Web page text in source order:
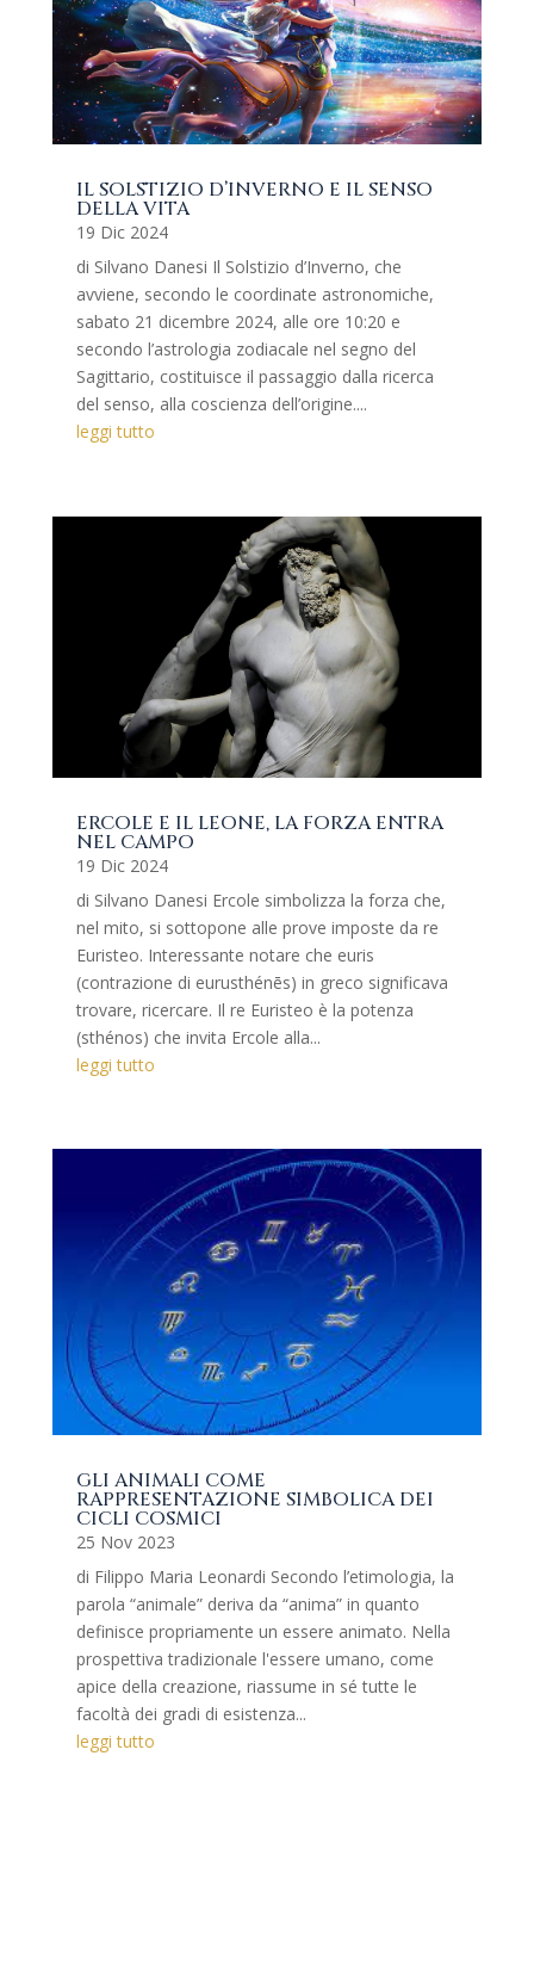
IL SOLSTIZIO D’INVERNO E IL SENSO
DELLA VITA
19 Dic 2024
di Silvano Danesi Il Solstizio d’Inverno, che
avviene, secondo le coordinate astronomiche,
sabato 21 dicembre 2024, alle ore 10:20 e
secondo l’astrologia zodiacale nel segno del
Sagittario, costituisce il passaggio dalla ricerca
del senso, alla coscienza dell’origine....
leggi tutto
ERCOLE E IL LEONE, LA FORZA ENTRA
NEL CAMPO
19 Dic 2024
di Silvano Danesi Ercole simbolizza la forza che,
nel mito, si sottopone alle prove imposte da re
Euristeo. Interessante notare che euris
(contrazione di eurusthénēs) in greco significava
trovare, ricercare. Il re Euristeo è la potenza
(sthénos) che invita Ercole alla...
leggi tutto
GLI ANIMALI COME
RAPPRESENTAZIONE SIMBOLICA DEI
CICLI COSMICI
25 Nov 2023
di Filippo Maria Leonardi Secondo l’etimologia, la
parola “animale” deriva da “anima” in quanto
definisce propriamente un essere animato. Nella
prospettiva tradizionale l'essere umano, come
apice della creazione, riassume in sé tutte le
facoltà dei gradi di esistenza...
leggi tutto